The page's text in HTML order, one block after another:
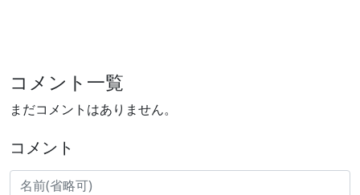
コメント一覧
まだコメントはありません。
コメント